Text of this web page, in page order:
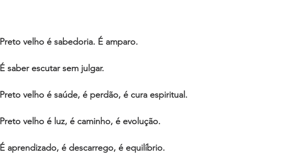
Preto velho é sabedoria. É amparo.
É saber escutar sem julgar.
Preto velho é saúde, é perdão, é cura espiritual.
Preto velho é luz, é caminho, é evolução.
É aprendizado, é descarrego, é equilíbrio.